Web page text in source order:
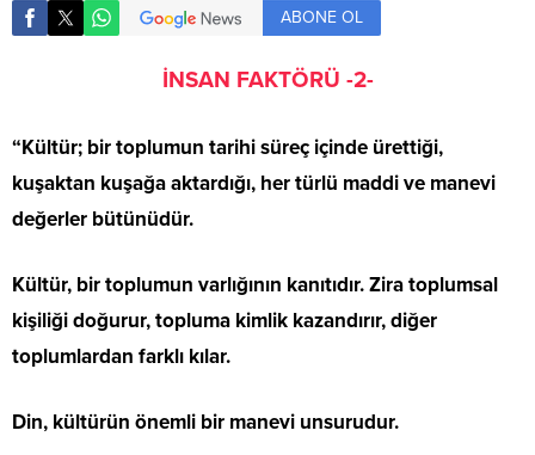
ABONE OL
İNSAN FAKTÖRÜ -2-
“Kültür; bir toplumun tarihi süreç içinde ürettiği,
kuşaktan kuşağa aktardığı, her türlü maddi ve manevi
değerler bütünüdür.
Kültür, bir toplumun varlığının kanıtıdır. Zira toplumsal
kişiliği doğurur, topluma kimlik kazandırır, diğer
toplumlardan farklı kılar.
Din, kültürün önemli bir manevi unsurudur.